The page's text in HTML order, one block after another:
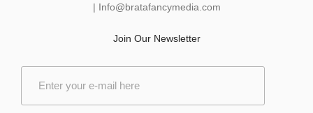
| Info@bratafancymedia .com
Join Our Newsletter